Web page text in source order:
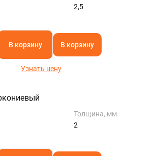
2,5
В корзину В корзину
Узнать цену
Толщина, мм
2